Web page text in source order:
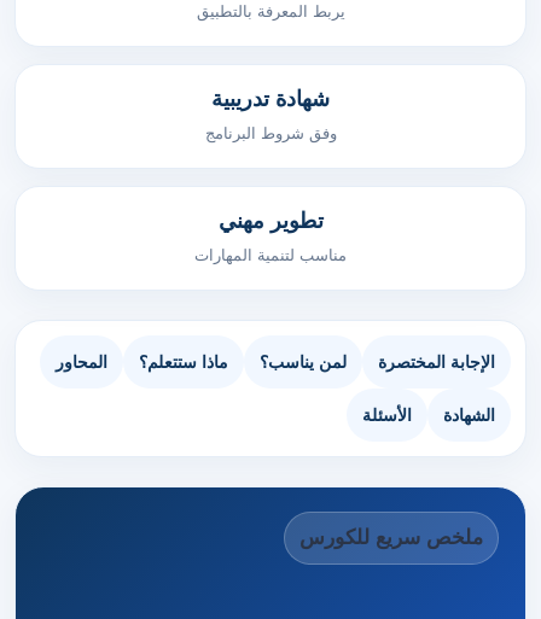
يربط المعرفة بالتطبيق
شهادة تدريبية
وفق شروط البرنامج
تطوير مهني
مناسب لتنمية المهارات
الإجابة المختصرة لمن يناسب؟ ماذا ستتعلم؟ المحاور
الشهادة الأسئلة
ملخص سريع للكورس